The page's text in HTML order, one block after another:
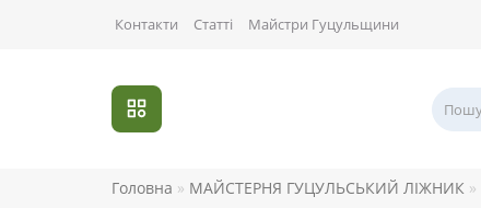
Контакти Статті Майстри Гуцульщини
Головна МАЙСТЕРНЯ ГУЦУЛЬСЬКИЙ ЛІЖНИК